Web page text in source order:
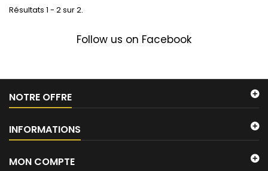
Résultats 1 - 2 sur 2.
Follow us on Facebook
NOTRE OFFRE
INFORMATIONS
MON COMPTE